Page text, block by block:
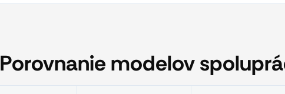
Porovnanie modelov